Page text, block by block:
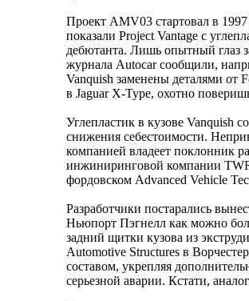
Проект AMV03 стартовал в
показали Project Vantage с
дебютанта. Лишь опытный глаз
журнала Autocar сообщили,
Vanquish заменены деталями от
в Jaguar X-Type, охотно
Углепластик в кузове Vanquish
снижения себестоимости.
компанией владеет поклонник
инжиниринговой компании
фордовском Advanced Vehicle
Разработчики постарались
Ньюпорт Пэгнелл как можно
задний щитки кузова из
Automotive Structures в
составом, укрепляя
серьезной аварии. Кстати,